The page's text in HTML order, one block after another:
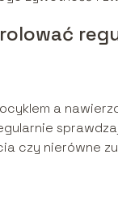
a
czy nierówne